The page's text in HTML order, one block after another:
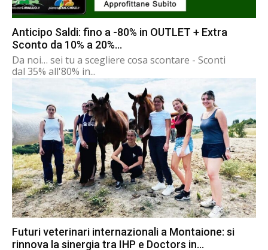
Anticipo Saldi: fino a -80% in OUTLET + Extra
Sconto da 10% a 20%...
Da noi… sei tu a scegliere cosa scontare - Sconti
dal 35% all'80% in...
Futuri veterinari internazionali a Montaione: si
rinnova la sinergia tra IHP e Doctors in...